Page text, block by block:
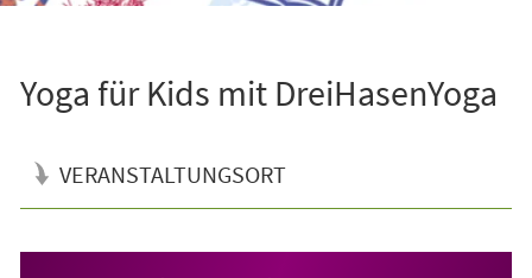
Yoga für Kids mit DreiHasenYoga
VERANSTALTUNGSORT